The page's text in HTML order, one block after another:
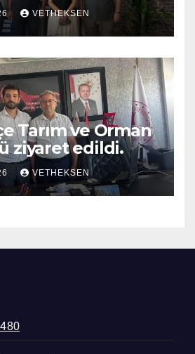
VETHEKSEN
Tarım ve Orman
ziyaret edildi.
VETHEKSEN